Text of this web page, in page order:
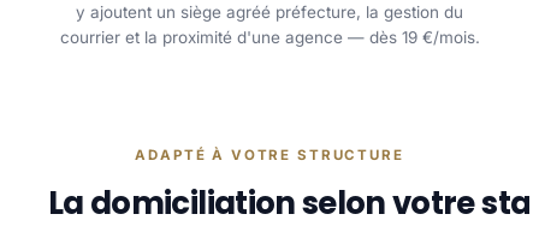
y ajoutent un siège agréé préfecture, la gestion du
courrier et la proximité d'une agence — dès 19 €/mois.
ADAPTÉ À VOTRE STRUCTURE
La domiciliation selon votre